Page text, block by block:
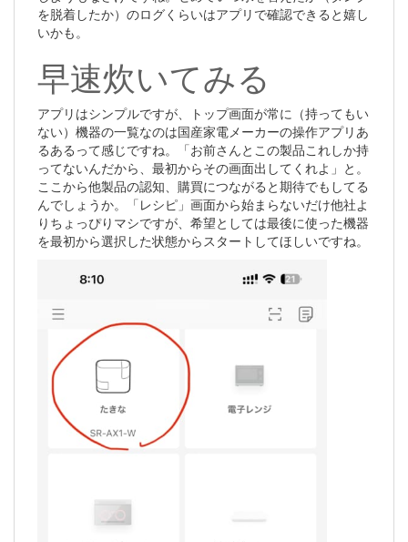
を脱着したか）のログくらいはアプリで確認できると嬉し
いかも。
早速炊いてみる
アプリはシンプルですが、トップ画面が常に（持ってもい
ない）機器の一覧なのは国産家電メーカーの操作アプリあ
るあるって感じですね。「お前さんとこの製品これしか持
ってないんだから、最初からその画面出してくれよ」と。
ここから他製品の認知、購買につながると期待でもしてる
んでしょうか。「レシピ」画面から始まらないだけ他社よ
りちょっぴりマシですが、希望としては最後に使った機器
を最初から選択した状態からスタートしてほしいですね。